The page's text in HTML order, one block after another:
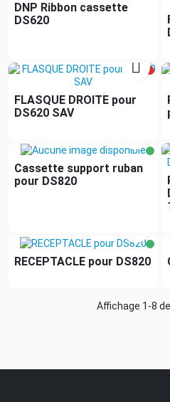
DNP Ribbon cassette
DS620

FLASQUE DROITE pour
DS620 SAV
Cassette support ruban
pour DS820
RECEPTACLE pour DS820
Affichage 1-8